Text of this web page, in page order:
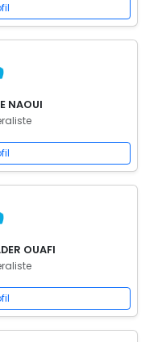
NAOUI
OUAFI